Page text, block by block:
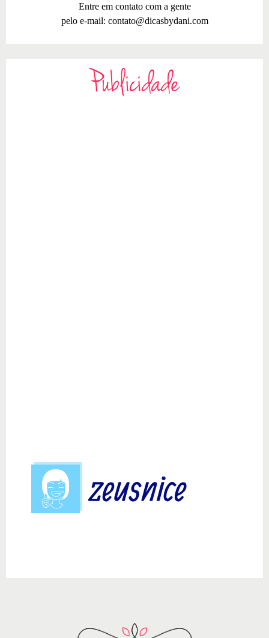
Entre em contato com a gente
pelo e-mail: contato@dicasbydani.com
Publicidade